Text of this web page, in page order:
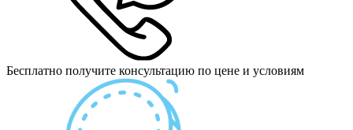
Бесплатно получите консультацию по цене и условиям